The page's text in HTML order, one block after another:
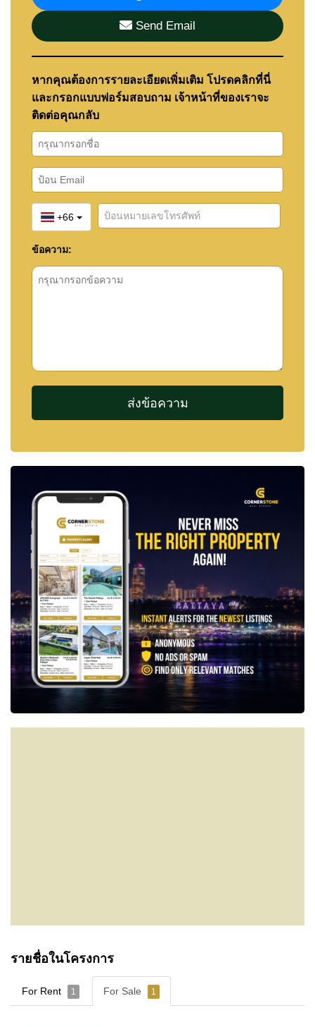
Send Email
หากคุณต้องการรายละเอียดเพิ่มเติม โปรดคลิกที่นี่
และกรอกแบบฟอร์มสอบถาม เจ้าหน้าที่ของเราจะ
ติดต่อคุณกลับ
+66
ข้อความ:
รายชื่อในโครงการ
For Rent 1 For Sale 1